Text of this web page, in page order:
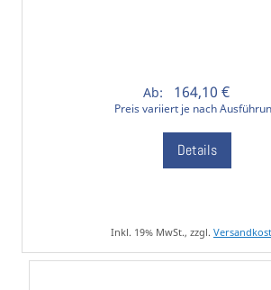
Ab: 164,10 €
Preis variiert je nach
Details
Inkl. 19% MwSt., zzgl.